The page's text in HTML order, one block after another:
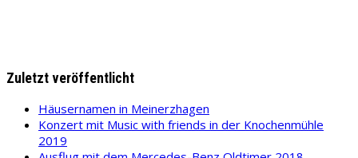
Zuletzt veröffentlicht
Häusernamen in Meinerzhagen
Konzert mit Music with friends in der Knochenmühle
2019